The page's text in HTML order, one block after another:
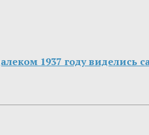
1937 году виделись